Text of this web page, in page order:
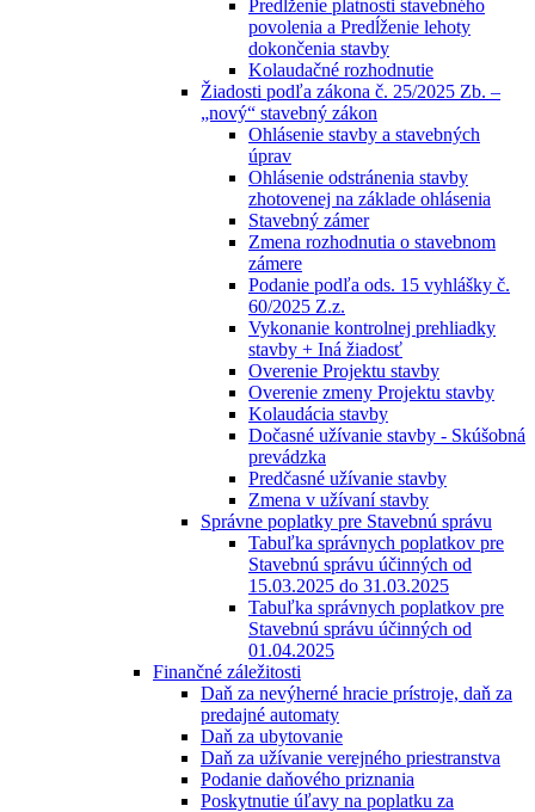
Predĺženie platnosti stavebného
povolenia a Predĺženie lehoty
dokončenia stavby
Kolaudačné rozhodnutie
Žiadosti podľa zákona č. 25/2025 Zb. –
„nový“ stavebný zákon
Ohlásenie stavby a stavebných
úprav
Ohlásenie odstránenia stavby
zhotovenej na základe ohlásenia
Stavebný zámer
Zmena rozhodnutia o stavebnom
zámere
Podanie podľa ods. 15 vyhlášky č.
60/2025 Z.z.
Vykonanie kontrolnej prehliadky
stavby + Iná žiadosť
Overenie Projektu stavby
Overenie zmeny Projektu stavby
Kolaudácia stavby
Dočasné užívanie stavby - Skúšobná
prevádzka
Predčasné užívanie stavby
Zmena v užívaní stavby
Správne poplatky pre Stavebnú správu
Tabuľka správnych poplatkov pre
Stavebnú správu účinných od
15.03.2025 do 31.03.2025
Tabuľka správnych poplatkov pre
Stavebnú správu účinných od
01.04.2025
Finančné záležitosti
Daň za nevýherné hracie prístroje, daň za
predajné automaty
Daň za ubytovanie
Daň za užívanie verejného priestranstva
Podanie daňového priznania
Poskytnutie úľavy na poplatku za